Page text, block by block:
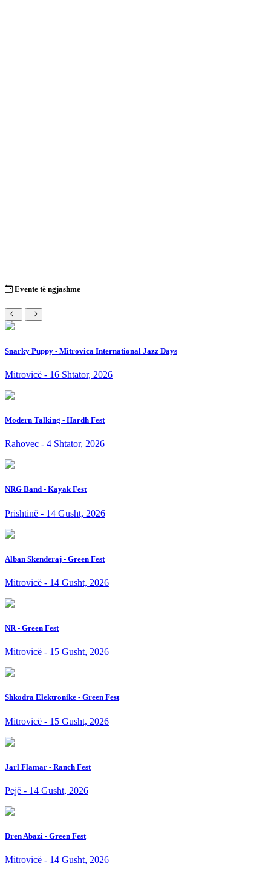
Evente të ngjashme
Snarky Puppy - Mitrovica International Jazz Days
Mitrovicë - 16 Shtator, 2026
Modern Talking - Hardh Fest
Rahovec - 4 Shtator, 2026
NRG Band - Kayak Fest
Prishtinë - 14 Gusht, 2026
Alban Skenderaj - Green Fest
Mitrovicë - 14 Gusht, 2026
NR - Green Fest
Mitrovicë - 15 Gusht, 2026
Shkodra Elektronike - Green Fest
Mitrovicë - 15 Gusht, 2026
Jarl Flamar - Ranch Fest
Pejë - 14 Gusht, 2026
Dren Abazi - Green Fest
Mitrovicë - 14 Gusht, 2026